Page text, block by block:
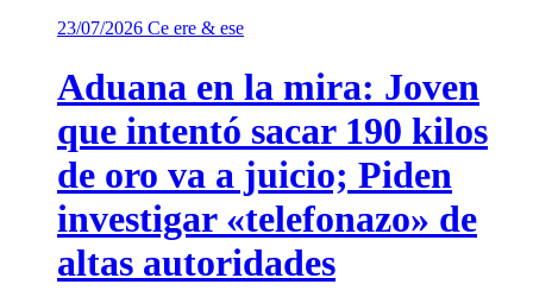
23/07/2026 Ce ere & ese
Aduana en la mira: Joven
que intentó sacar 190 kilos
de oro va a juicio; Piden
investigar «telefonazo» de
altas autoridades